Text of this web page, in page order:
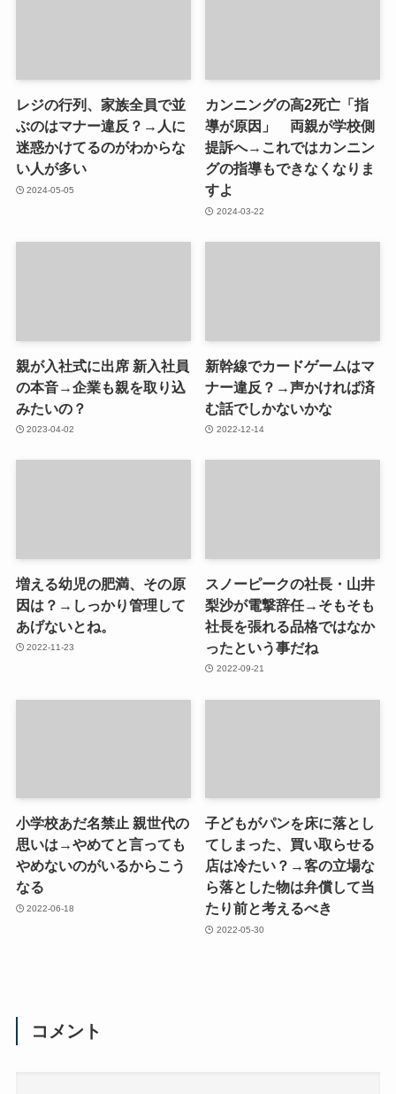
レジの行列、家族全員で並
ぶのはマナー違反？→人に
迷惑かけてるのがわからな
い人が多い
2024-05-05
カンニングの高2死亡「指
導が原因」 両親が学校側
提訴へ→これではカンニン
グの指導もできなくなりま
すよ
2024-03-22
親が入社式に出席 新入社員
の本音→企業も親を取り込
みたいの？
2023-04-02
新幹線でカードゲームはマ
ナー違反？→声かければ済
む話でしかないかな
2022-12-14
増える幼児の肥満、その原
因は？→しっかり管理して
あげないとね。
2022-11-23
スノーピークの社長・山井
梨沙が電撃辞任→そもそも
社長を張れる品格ではなか
ったという事だね
2022-09-21
小学校あだ名禁止 親世代の
思いは→やめてと言っても
やめないのがいるからこう
なる
2022-06-18
子どもがパンを床に落とし
てしまった、買い取らせる
店は冷たい？→客の立場な
ら落とした物は弁償して当
たり前と考えるべき
2022-05-30
コメント